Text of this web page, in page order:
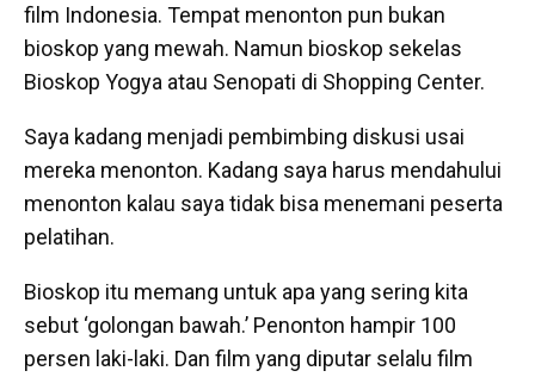
film Indonesia. Tempat menonton pun bukan
bioskop yang mewah. Namun bioskop sekelas
Bioskop Yogya atau Senopati di Shopping Center.
Saya kadang menjadi pembimbing diskusi usai
mereka menonton. Kadang saya harus mendahului
menonton kalau saya tidak bisa menemani peserta
pelatihan.
Bioskop itu memang untuk apa yang sering kita
sebut ‘golongan bawah.’ Penonton hampir 100
persen laki-laki. Dan film yang diputar selalu film